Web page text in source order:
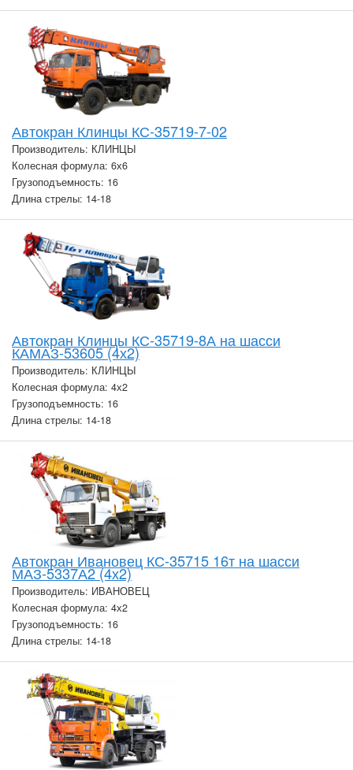
Автокран Клинцы КС-35719-7-02
Производитель: КЛИНЦЫ
Колесная формула: 6х6
Грузоподъемность: 16
Длина стрелы: 14-18
Автокран Клинцы КС-35719-8А на шасси
КАМАЗ-53605 (4х2)
Производитель: КЛИНЦЫ
Колесная формула: 4х2
Грузоподъемность: 16
Длина стрелы: 14-18
Автокран Ивановец КС-35715 16т на шасси
МАЗ-5337А2 (4х2)
Производитель: ИВАНОВЕЦ
Колесная формула: 4х2
Грузоподъемность: 16
Длина стрелы: 14-18